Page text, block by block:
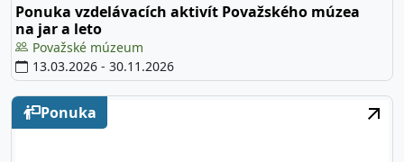
Ponuka vzdelávacích aktivít Považského múzea
na jar a leto
Považské múzeum
13.03.2026- 30.11.2026
Ponuka